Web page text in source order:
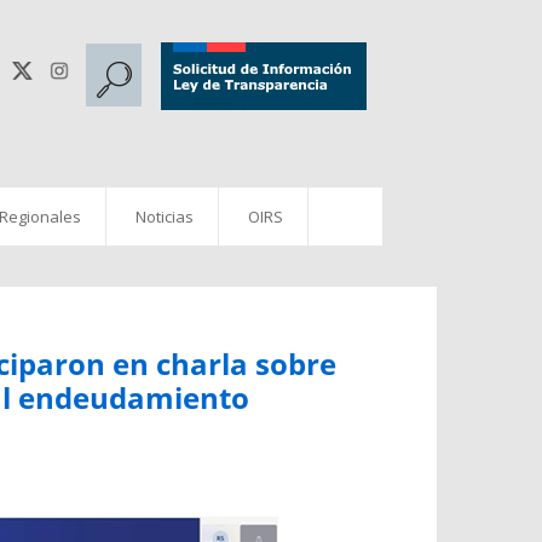
Noticias OIRS
en charla sobre
endeudamiento